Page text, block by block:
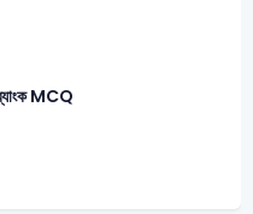
ব্যাংক MCQ